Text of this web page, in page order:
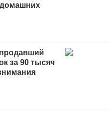
домашних
за 90 тысяч